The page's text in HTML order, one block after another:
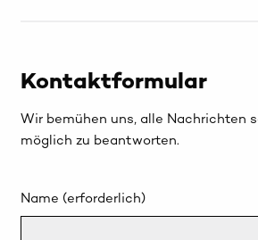
Kontaktformular
Wir bemühen uns, alle Nachrichten
möglich zu beantworten.
Name (erforderlich)